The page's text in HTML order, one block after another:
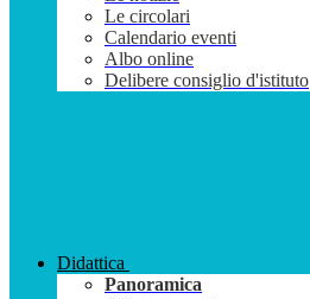
Le circolari
Calendario eventi
Albo online
Delibere consiglio d'istituto
Didattica
Panoramica